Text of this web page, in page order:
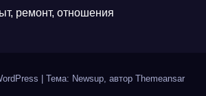
ремонт, отношения
Тема: Newsup, автор Themeansar